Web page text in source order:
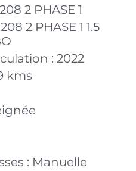
208 2 PHASE 1
208 2 PHASE 1 1.5
: 2022
kms
: Manuelle